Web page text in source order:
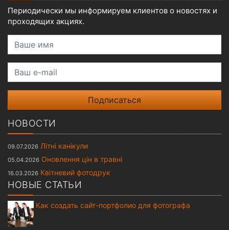
Периодически мы информируем клиентов о новостях и
проходящих акциях.
Ваше имя
Ваш e-mail
НОВОСТИ
09.07.2026 Літні канікули
05.04.2026 Оновлення цін в травні
16.03.2026 Квітневий фотодрук
НОВЫЕ СТАТЬИ
Как создать сайт-портфолио для фотографа